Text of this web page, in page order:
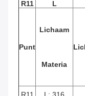
R11 L
Punt
Lichaam
Materia